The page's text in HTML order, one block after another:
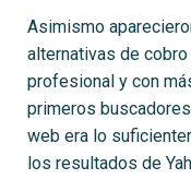
Asimismo
alternativas de
profesional y con
primeros
web era lo
los resultados de